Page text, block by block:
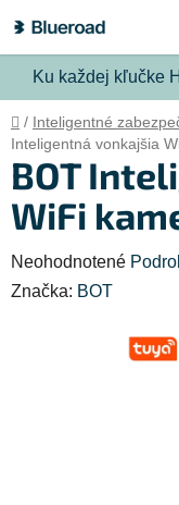
na
obsah
Ku každej kľučke
Domov
/ Inteligentné
Inteligentná vonkajšia
BOT
WiFi
Priemerné
hodnotenie
Neohodnotené
Značka: BOT